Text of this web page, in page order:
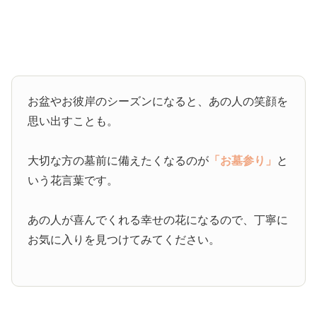
お盆やお彼岸のシーズンになると、あの人の笑顔を
思い出すことも。
大切な方の墓前に備えたくなるのが 「お墓参り」 と
いう花言葉です。
あの人が喜んでくれる幸せの花になるので、丁寧に
お気に入りを見つけてみてください。